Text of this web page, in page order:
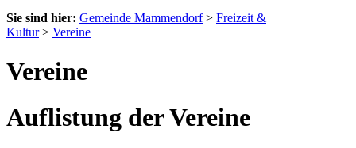
Sie sind hier: Gemeinde Mammendorf> Freizeit &
Kultur> Vereine
Vereine
Auflistung der Vereine